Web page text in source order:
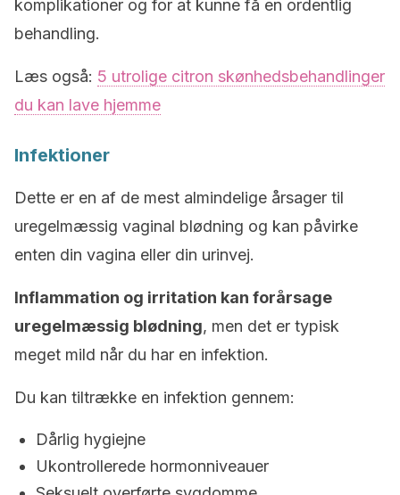
komplikationer og for at kunne få en ordentlig
behandling.
Læs også: 5 utrolige citron skønhedsbehandlinger
du kan lave hjemme
Infektioner
Dette er en af de mest almindelige årsager til
uregelmæssig vaginal blødning og kan påvirke
enten din vagina eller din urinvej.
Inflammation og irritation kan forårsage
uregelmæssig blødning, men det er typisk
meget mild når du har en infektion.
Du kan tiltrække en infektion gennem:
Dårlig hygiejne
Ukontrollerede hormonniveauer